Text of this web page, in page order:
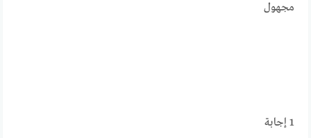
مجهول
1 إجابة